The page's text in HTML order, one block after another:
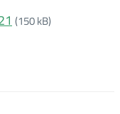
(150 kB)